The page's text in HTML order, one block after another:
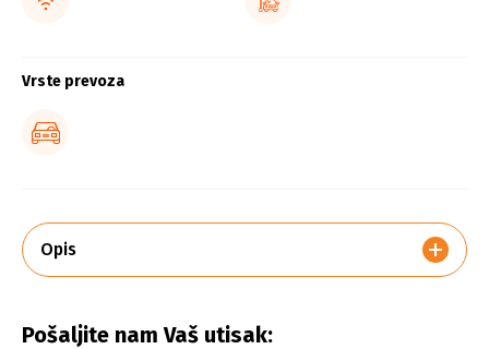
Vrste prevoza
Opis
Pošaljite nam Vaš utisak: